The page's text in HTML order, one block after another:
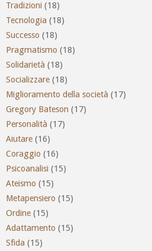
Tradizioni (18)
Tecnologia (18)
Successo (18)
Pragmatismo (18)
Solidarietà (18)
Socializzare (18)
Miglioramento della società (17)
Gregory Bateson (17)
Personalità (17)
Aiutare (16)
Coraggio (16)
Psicoanalisi (15)
Ateismo (15)
Metapensiero (15)
Ordine (15)
Adattamento (15)
Sfida (15)